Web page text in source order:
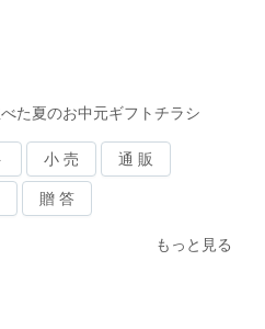
た夏のお中元ギフトチラシ
小 売 通 販
贈 答
もっと見る